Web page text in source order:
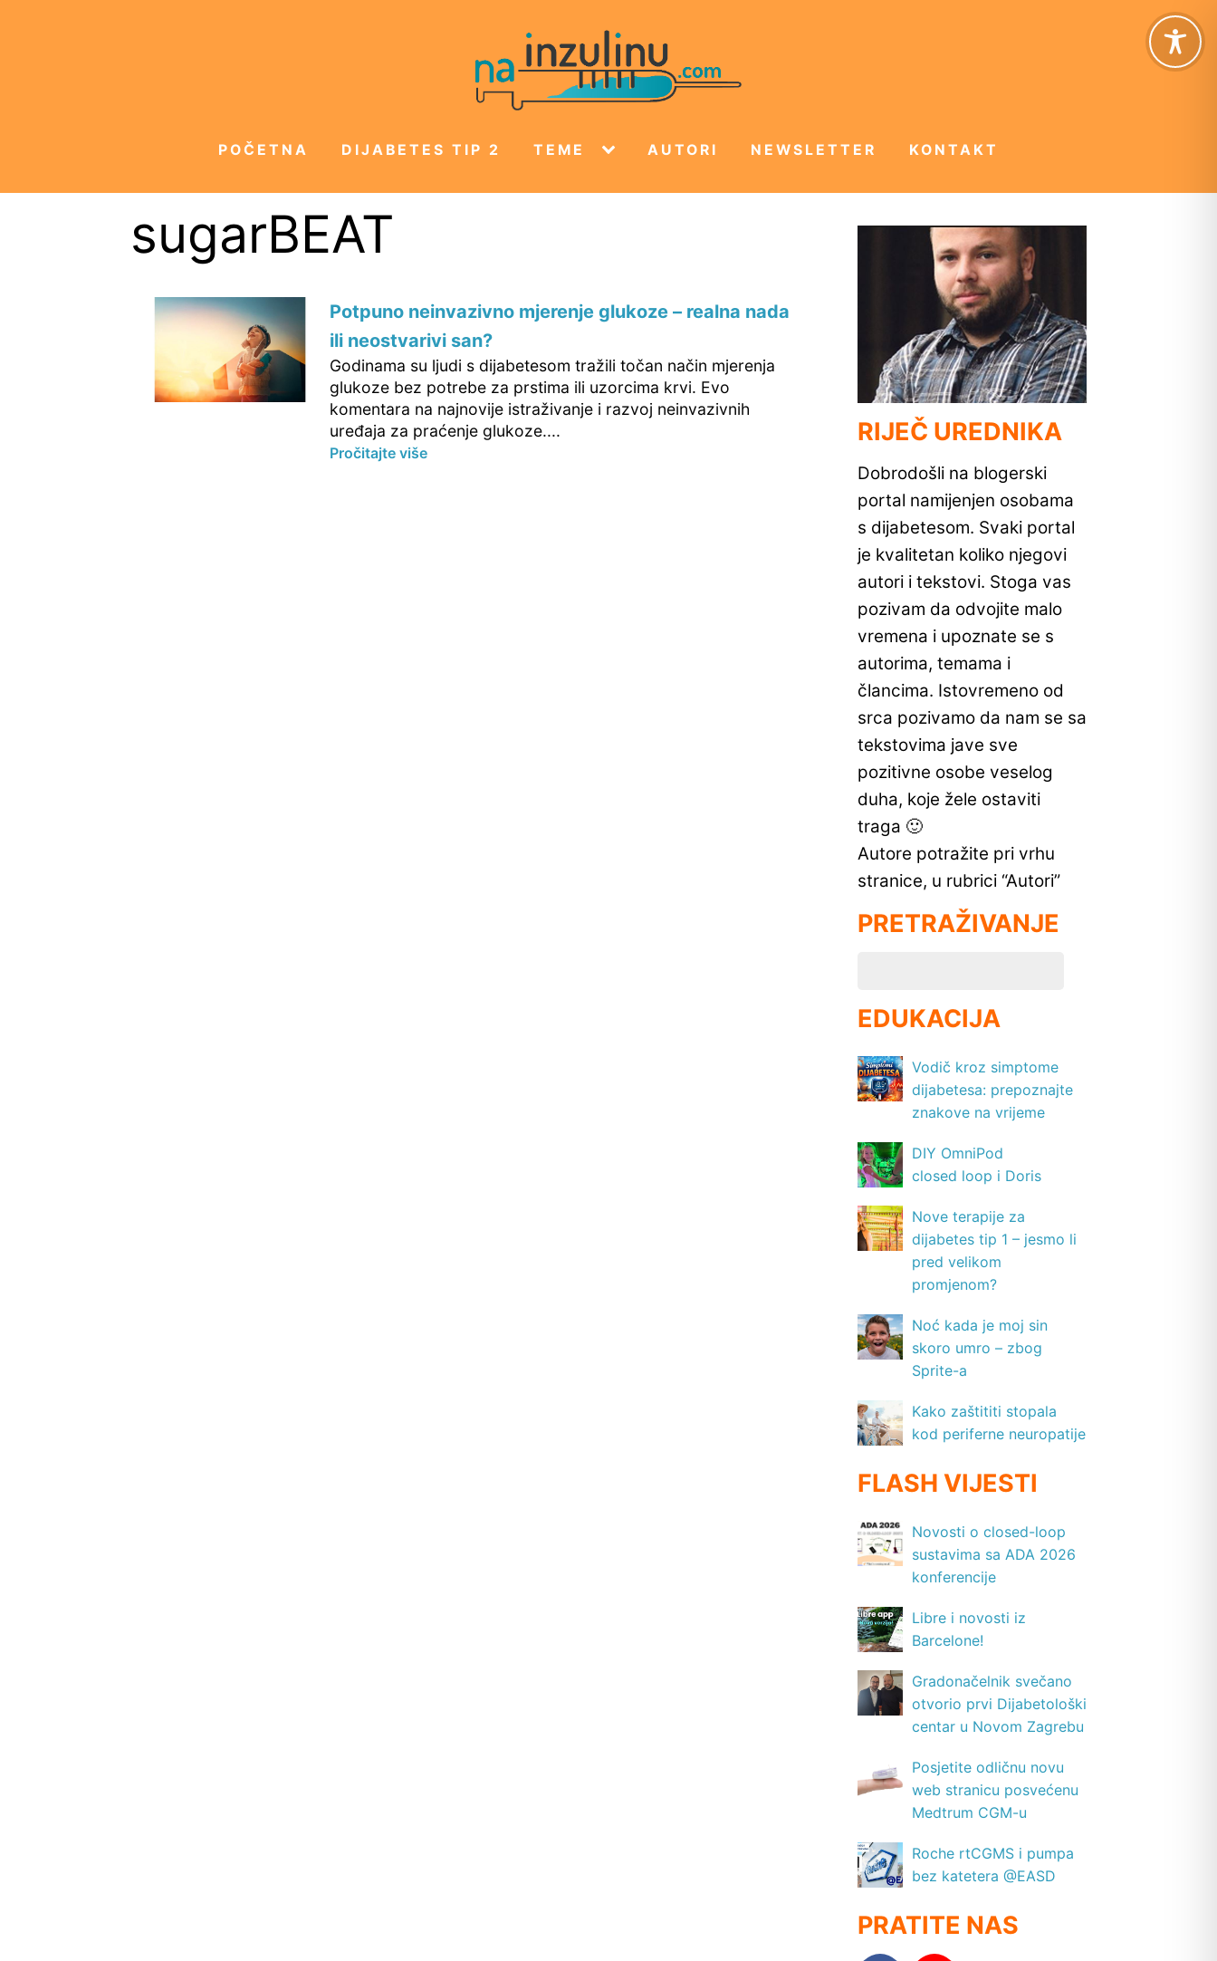
POČETNA DIJABETES TIP 2 TEME AUTORI NEWSLETTER KONTAKT
sugarBEAT
Potpuno neinvazivno mjerenje glukoze – realna nada
ili neostvarivi san?
Godinama su ljudi s dijabetesom tražili točan način mjerenja
glukoze bez potrebe za prstima ili uzorcima krvi. Evo
komentara na najnovije istraživanje i razvoj neinvazivnih
uređaja za praćenje glukoze....
Pročitajte više
RIJEČ UREDNIKA
Dobrodošli na blogerski
portal namijenjen osobama
s dijabetesom. Svaki portal
je kvalitetan koliko njegovi
autori i tekstovi. Stoga vas
pozivam da odvojite malo
vremena i upoznate se s
autorima, temama i
člancima. Istovremeno od
srca pozivamo da nam se sa
tekstovima jave sve
pozitivne osobe veselog
duha, koje žele ostaviti
traga 🙂
Autore potražite pri vrhu
stranice, u rubrici “Autori”
PRETRAŽIVANJE
EDUKACIJA
Vodič kroz simptome
dijabetesa: prepoznajte
znakove na vrijeme
DIY OmniPod
closed loop i Doris
Nove terapije za
dijabetes tip 1 – jesmo li
pred velikom
promjenom?
Noć kada je moj sin
skoro umro – zbog
Sprite-a
Kako zaštititi stopala
kod periferne neuropatije
FLASH VIJESTI
Novosti o closed-loop
sustavima sa ADA 2026
konferencije
Libre i novosti iz
Barcelone!
Gradonačelnik svečano
otvorio prvi Dijabetološki
centar u Novom Zagrebu
Posjetite odličnu novu
web stranicu posvećenu
Medtrum CGM-u
Roche rtCGMS i pumpa
bez katetera @EASD
PRATITE NAS